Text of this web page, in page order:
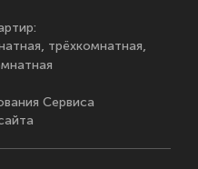
:
трёхкомнатная
Сервиса